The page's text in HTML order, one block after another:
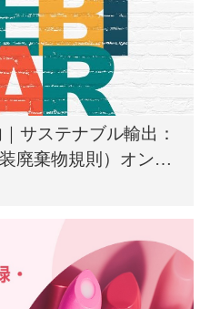
サステナブル輸出：
廃棄物規則）オンラ
）